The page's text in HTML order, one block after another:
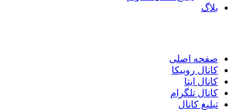
بلاگ
صفحه اصلی
کانال روبیکا
کانال ایتا
کانال تلگرام
تبلیغ کانال